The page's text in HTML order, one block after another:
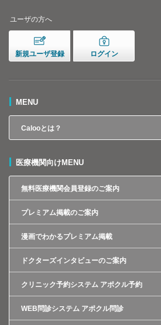
ユーザの方へ
新規ユーザ登録 ログイン
MENU
Calooとは？
医療機関向けMENU
無料医療機関会員登録のご案内
プレミアム掲載のご案内
漫画でわかるプレミアム掲載
ドクターズインタビューのご案内
クリニック予約システム アポクル予約
WEB問診システム アポクル問診